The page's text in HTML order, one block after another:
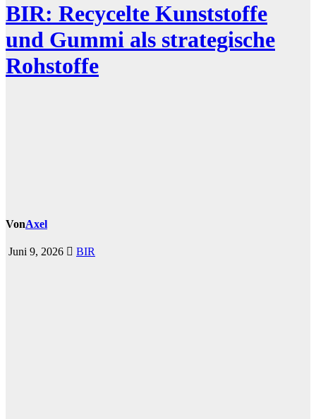
BIR: Recycelte Kunststoffe
und Gummi als strategische
Rohstoffe
VonAxel
Juni 9, 2026 BIR